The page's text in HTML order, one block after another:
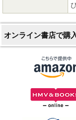
オンライン書店で購